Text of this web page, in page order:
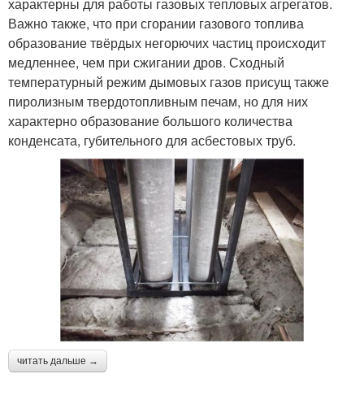
характерны для работы газовых тепловых агрегатов.
Важно также, что при сгорании газового топлива
образование твёрдых негорючих частиц происходит
медленнее, чем при сжигании дров. Сходный
температурный режим дымовых газов присущ также
пиролизным твердотопливным печам, но для них
характерно образование большого количества
конденсата, губительного для асбестовых труб.
читать дальше →